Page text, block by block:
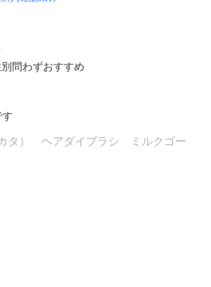
問わずおすすめ
す
タ） ヘアダイブラシ ミルクゴー